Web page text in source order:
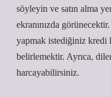
söyleyin ve satın alma
ekranınızda
yapmak istediğiniz kredi
belirlemektir. Ayrıca,
harcayabilirsiniz.